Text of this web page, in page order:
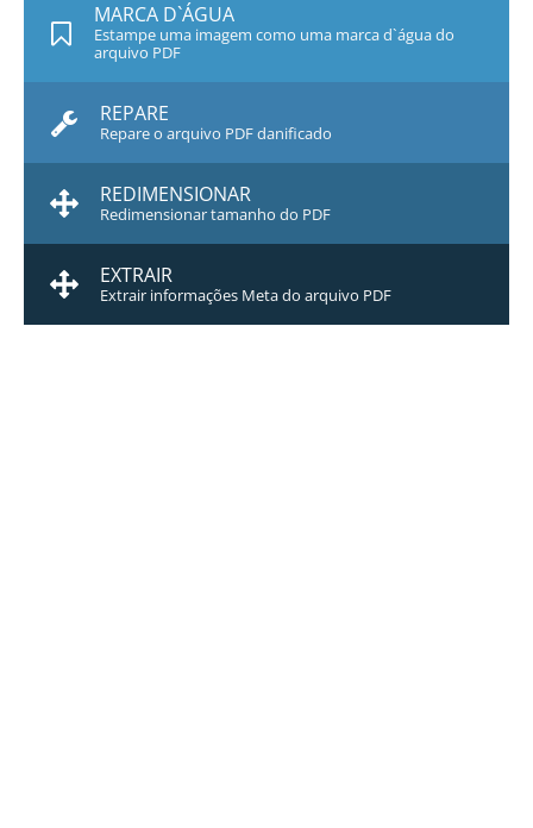
MARCA D`ÁGUA
Estampe uma imagem como uma marca d`água do
arquivo PDF
REPARE
Repare o arquivo PDF danificado
REDIMENSIONAR
Redimensionar tamanho do PDF
EXTRAIR
Extrair informações Meta do arquivo PDF